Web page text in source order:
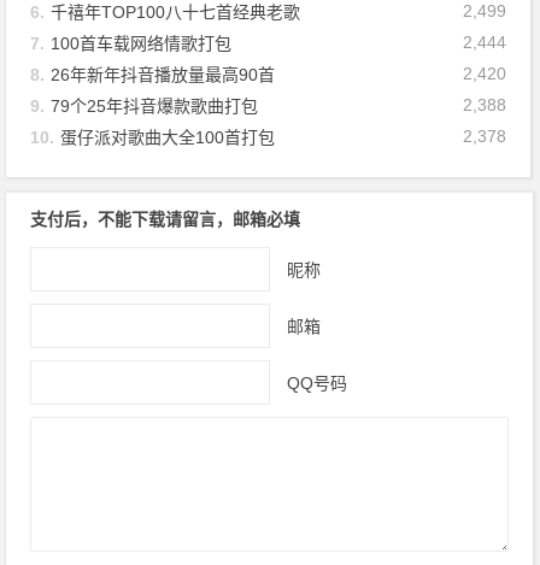
2,499
6. 千禧年TOP100八十七首经典老歌
2,444
7. 100首车载网络情歌打包
2,420
8. 26年新年抖音播放量最高90首
2,388
9. 79个25年抖音爆款歌曲打包
2,378
10. 蛋仔派对歌曲大全100首打包
支付后，不能下载请留言，邮箱必填
昵称
邮箱
QQ号码